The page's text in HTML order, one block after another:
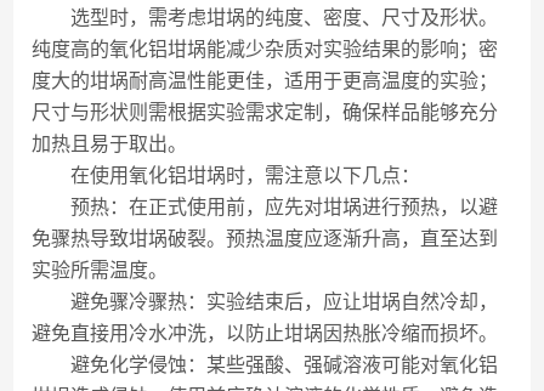
选型时，需考虑坩埚的纯度、密度、尺寸及形状。
纯度高的氧化铝坩埚能减少杂质对实验结果的影响；密
度大的坩埚耐高温性能更佳，适用于更高温度的实验；
尺寸与形状则需根据实验需求定制，确保样品能够充分
加热且易于取出。
在使用氧化铝坩埚时，需注意以下几点：
预热：在正式使用前，应先对坩埚进行预热，以避
免骤热导致坩埚破裂。预热温度应逐渐升高，直至达到
实验所需温度。
避免骤冷骤热：实验结束后，应让坩埚自然冷却，
避免直接用冷水冲洗，以防止坩埚因热胀冷缩而损坏。
避免化学侵蚀：某些强酸、强碱溶液可能对氧化铝